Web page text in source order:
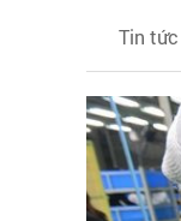
Tin